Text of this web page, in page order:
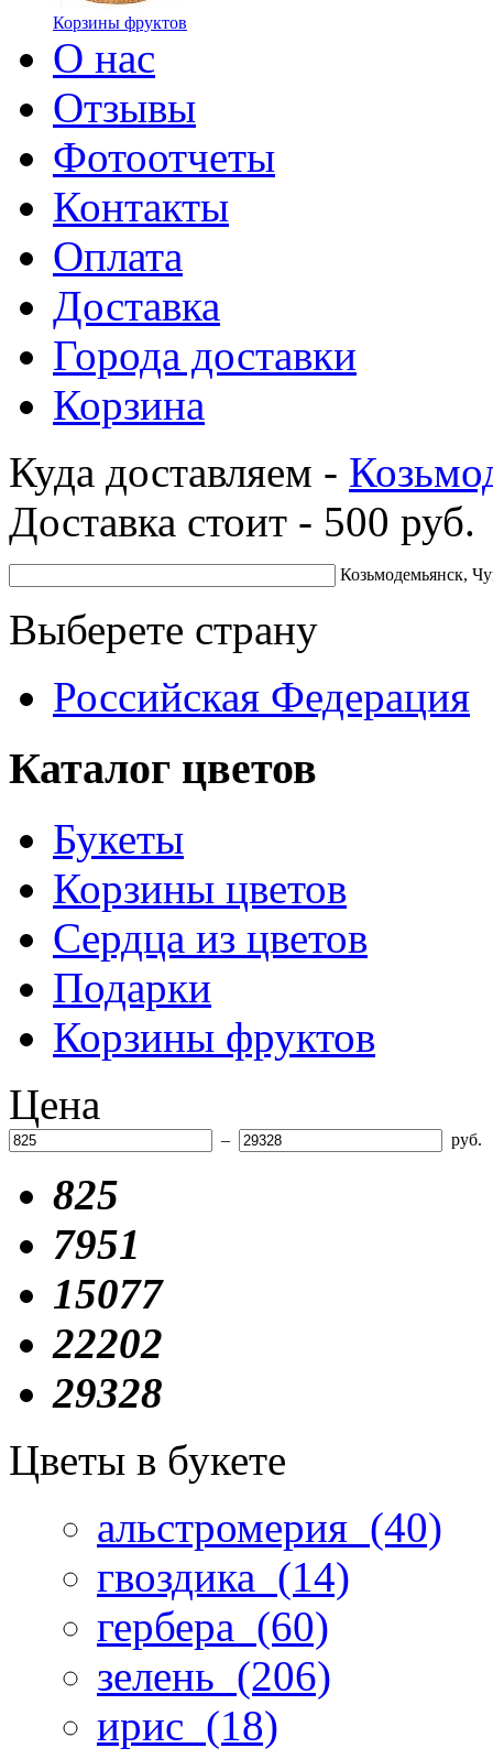
Корзины фруктов
О нас
Отзывы
Фотоотчеты
Контакты
Оплата
Доставка
Города доставки
Корзина
Куда доставляем -
Доставка стоит - 500 руб.
Козьмодемьянск,
Выберете страну
Российская Федерация
Каталог цветов
Букеты
Корзины цветов
Сердца из цветов
Подарки
Корзины фруктов
Цена
– руб.
825
7951
15077
22202
29328
Цветы в букете
альстромерия (40)
гвоздика (14)
гербера (60)
зелень (206)
ирис (18)